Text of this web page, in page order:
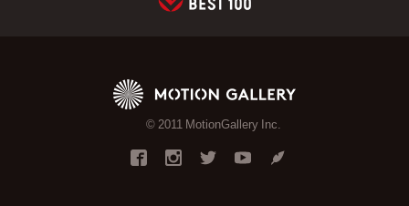
© 2011 MotionGallery Inc.